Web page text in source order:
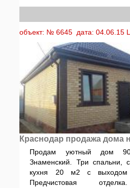
объект: № 6645 дата: 04.06.15
Краснодар продажа дома
Продам уютный дом
Знаменский. Три спальни,
кухня 20 м2 с выходом
Предчистовая